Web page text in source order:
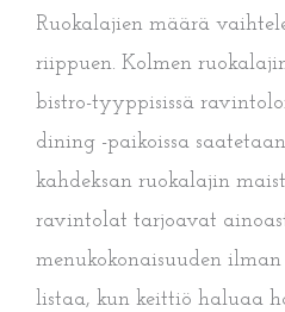
Ruokalajien määrä
riippuen. Kolmen
bistro-tyyppisissä
dining -paikoissa
kahdeksan ruokalajin
ravintolat tarjoavat
menukokonaisuuden
listaa, kun keittiö haluaa